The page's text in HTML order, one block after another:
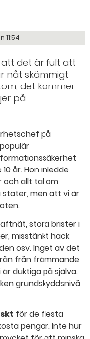
11:54
det är fult att
nåt skämmigt
det kommer
på
på
år. Hon inledde
och allt tal om
men att vi är
stora brister i
misstänkt hack
osv. Inget av det
från främmande
duktiga på själva.
grundskyddsnivå
för de flesta
pengar. Inte hur